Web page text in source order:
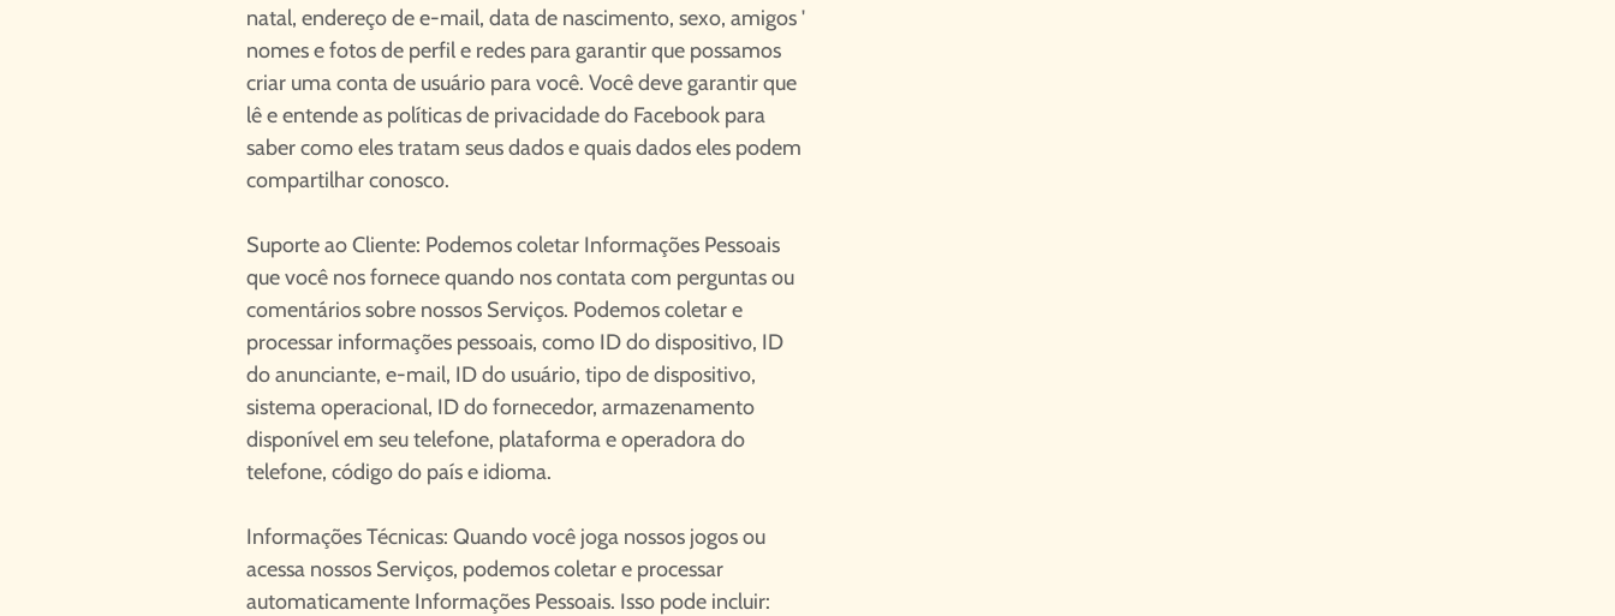
natal, endereço de e-mail, data de nascimento, sexo, amigos '
nomes e fotos de perfil e redes para garantir que possamos
criar uma conta de usuário para você. Você deve garantir que
lê e entende as políticas de privacidade do Facebook para
saber como eles tratam seus dados e quais dados eles podem
compartilhar conosco.
Suporte ao Cliente: Podemos coletar Informações Pessoais
que você nos fornece quando nos contata com perguntas ou
comentários sobre nossos Serviços. Podemos coletar e
processar informações pessoais, como ID do dispositivo, ID
do anunciante, e-mail, ID do usuário, tipo de dispositivo,
sistema operacional, ID do fornecedor, armazenamento
disponível em seu telefone, plataforma e operadora do
telefone, código do país e idioma.
Informações Técnicas: Quando você joga nossos jogos ou
acessa nossos Serviços, podemos coletar e processar
automaticamente Informações Pessoais. Isso pode incluir: